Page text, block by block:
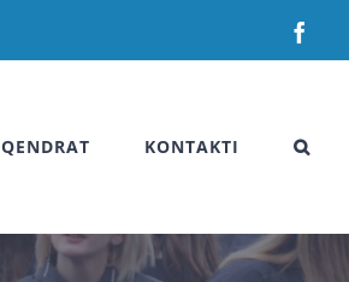
QENDRAT KONTAKTI